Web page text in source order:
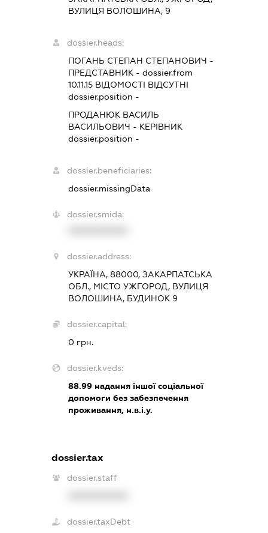
ВУЛИЦЯ ВОЛОШИНА, 9
dossier.heads:
ПОГАНЬ СТЕПАН СТЕПАНОВИЧ -
ПРЕДСТАВНИК - dossier.from
10.11.15 ВІДОМОСТІ ВІДСУТНІ
dossier.position -
ПРОДАНЮК ВАСИЛЬ
ВАСИЛЬОВИЧ - КЕРІВНИК
dossier.position -
dossier.beneficiaries:
dossier.missingData
dossier.smida:
dossier.address:
УКРАЇНА, 88000, ЗАКАРПАТСЬКА
ОБЛ., МІСТО УЖГОРОД, ВУЛИЦЯ
ВОЛОШИНА, БУДИНОК 9
dossier.capital:
0 грн.
dossier.kveds:
88.99 надання іншої соціальної
допомоги без забезпечення
проживання, н.в.і.у.
dossier.tax
dossier.staff
dossier.taxDebt